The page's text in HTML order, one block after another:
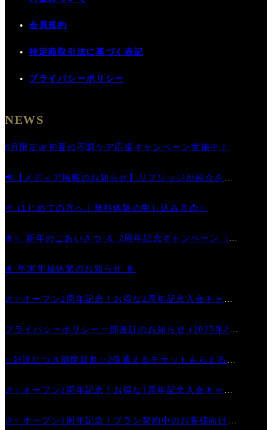
会員規約
特定商取引法に基づく表記
プライバシーポリシー
NEWS
6月限定🌿初夏の不調ケア応援キャンペーン実施中！
📢【メディア掲載のお知らせ】リブリッジが紹介され
🌱 はじめての方へ｜無料体験の申し込み方📩✨
🎍✨ 新年のごあいさつ ＆ 2周年記念キャンペーン〈第
🎍 年末年始休業のお知らせ 🎍
🎉✨オープン2周年記念！お得な2周年記念入会キャン
プライバシーポリシー一部改訂のお知らせ (2025年2月
✨好評につき期間延長✨2倍通えるチケットもらえるお
🎉✨オープン1周年記念！お得な1周年記念入会キャン
🎉✨オープン1周年記念！プラン契約中のお客様向けキ